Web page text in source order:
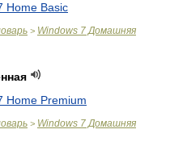
Home Basic
> Windows 7 Домашняя
Home Premium
> Windows 7 Домашняя